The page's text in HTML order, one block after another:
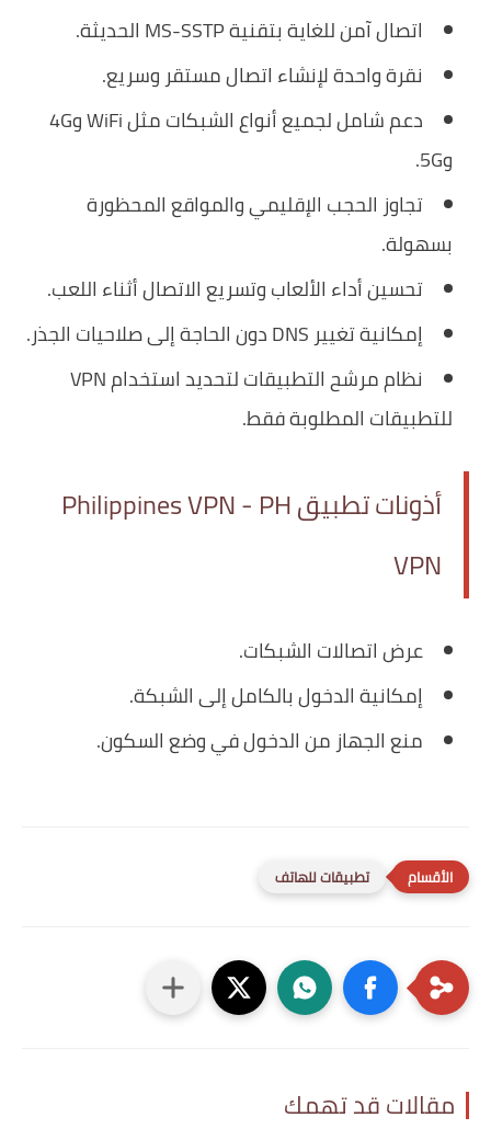
اتصال آمن للغاية بتقنية MS-SSTP الحديثة.
نقرة واحدة لإنشاء اتصال مستقر وسريع.
دعم شامل لجميع أنواع الشبكات مثل WiFi و4G
و5G.
تجاوز الحجب الإقليمي والمواقع المحظورة
بسهولة.
تحسين أداء الألعاب وتسريع الاتصال أثناء اللعب.
إمكانية تغيير DNS دون الحاجة إلى صلاحيات الجذر.
نظام مرشح التطبيقات لتحديد استخدام VPN
للتطبيقات المطلوبة فقط.
أذونات تطبيق Philippines VPN - PH
VPN
عرض اتصالات الشبكات.
إمكانية الدخول بالكامل إلى الشبكة.
منع الجهاز من الدخول في وضع السكون.
تطبيقات للهاتف
مقالات قد تهمك